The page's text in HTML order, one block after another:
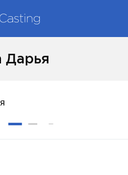
Дарья